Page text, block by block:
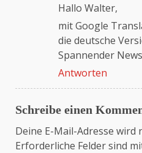
Hallo Walter,
mit Google
die deutsche
Spannender
Antworten
Schreibe einen
Deine E-Mail-Adresse
Erforderliche Felder sind